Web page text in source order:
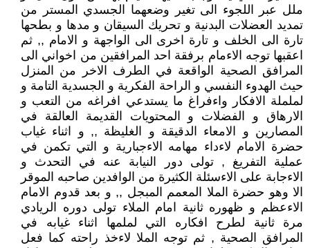
ملل عبر اللجوء الى تغير وضعهما الجسدي المستر من
تمديد العضلات البدنية و تحريك السيقان و مدها و بطحها
تارة الى الخلف و تارة اخرى الى الواجهة و الامام ,, ثم
اعقبها توجه الاءمام برفقة احد المرافقين من اخواني الى
المرافق الصحية الواقعة في الطرف الاخر من المنزل
حيث الهدوء النفسي و الراحة الفكرية و الجسدية التامة و
لململة الافكار واءفراغ ما يستدعي افراغه من التعب و
الارهاق و الفضلات و المحتويات القديمة العالقة في
المصارين و الامعاء الدقيقة و الغليظة ,, و اثناء غياب
حضرة الامام لاءداء مهامه الاءجبارية و التي تكمن في
عملية التفريغ , تولى دور النيابة عنه في التحدث و
الاءجابة على الاءسئلة الكثيرة من الوافدين صاحبه الموقر
الا وهو حضرة الملا المعمم المبجل ,, و بعد قدوم الامام
الاءعظم و ظهوره ثانية امام الملاء تولى دوره الريادي
مرة ثانية لطرح افكاره التي لملمها اثناء غيابه في
المرافق الصحية , ثم توجه الملا لاءخذ راحته كما فعل